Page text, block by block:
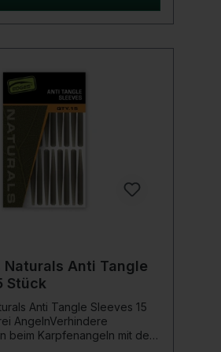
Wide Gape Beaked
Naturals Anti Tangle
Stück
Anti Tangle Sleeves 15
AngelnVerhindere
beim Karpfenangeln mit den